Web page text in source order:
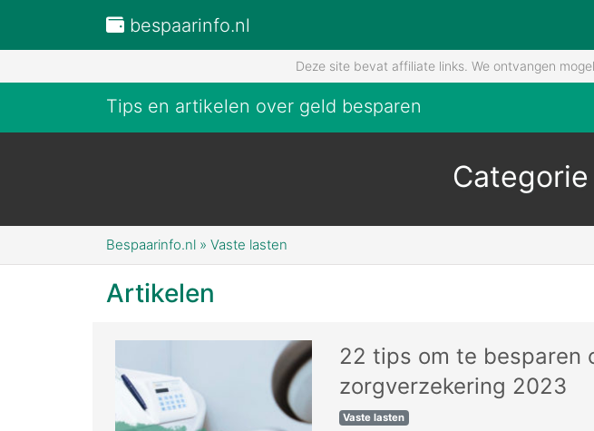
bespaarinfo.nl
Deze site bevat affiliate links. We ontvangen
Tips en artikelen over geld besparen
Bespaarinfo.nl » Vaste lasten
Artikelen
22 tips om te besparen
zorgverzekering 2023
Vaste lasten